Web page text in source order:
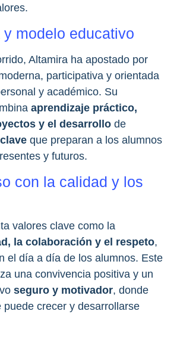
y modelo educativo
Altamira ha apostado por
participativa y orientada
y académico. Su
aprendizaje práctico,
y el desarrollo de
que preparan a los alumnos
y futuros.
con la calidad y los
valores clave como la
la colaboración y el respeto,
el día a día de los alumnos. Este
una convivencia positiva y un
seguro y motivador, donde
puede crecer y desarrollarse